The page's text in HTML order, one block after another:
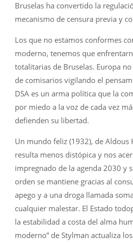
Bruselas ha convertido la
mecanismo de censura previa y
Los que no estamos conformes
moderno, tenemos que
totalitarias de Bruselas. Europa
de comisarios vigilando el
DSA es un arma política que la
por miedo a la voz de cada vez
defienden su libertad.
Un mundo feliz (1932), de Aldous
resulta menos distópica y nos
impregnado de la agenda 2030 y
orden se mantiene gracias al
apego y a una droga llamada
cualquier malestar. El Estado
la estabilidad a costa del alma
moderno” de Stylman actualiza